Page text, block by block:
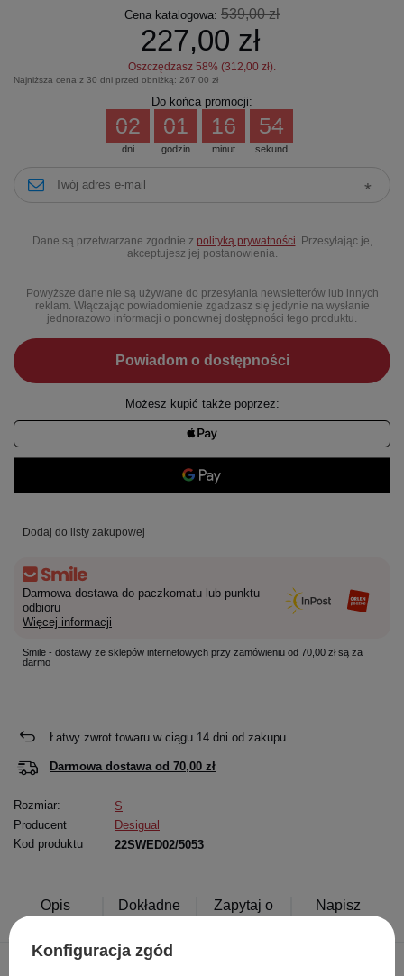
Cena katalogowa: 539,00 zł
227,00 zł
Oszczędzasz 58% (312,00 zł).
Najniższa cena z 30 dni przed obniżką: 267,00 zł
Do końca promocji:
dni
02
godzin
01
minut
16
sekund
54
Dane są przetwarzane zgodnie z polityką prywatności . Przesyłając je,
akceptujesz jej postanowienia.
Powyższe dane nie są używane do przesyłania newsletterów lub innych
reklam. Włączając powiadomienie zgadzasz się jedynie na wysłanie
jednorazowo informacji o ponownej dostępności tego produktu.
Powiadom o dostępności
Możesz kupić także poprzez:
Dodaj do listy zakupowej
Darmowa dostawa do paczkomatu lub punktu
odbioru
Więcej informacji
Smile - dostawy ze sklepów internetowych przy zamówieniu od 70,00 zł są za
darmo
Łatwy zwrot towaru w ciągu 14 dni od zakupu
Darmowa dostawa od 70,00 zł
Rozmiar:
S
Producent
Desigual
Kod produktu
22SWED02/5053
Opis
Dokładne
Zapytaj o
Napisz
Konfiguracja zgód